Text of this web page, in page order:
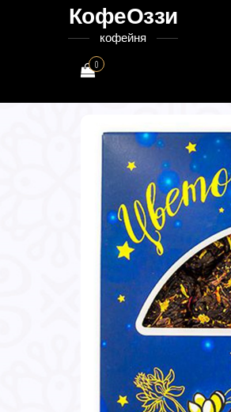
КофеОззи
кофейня
0